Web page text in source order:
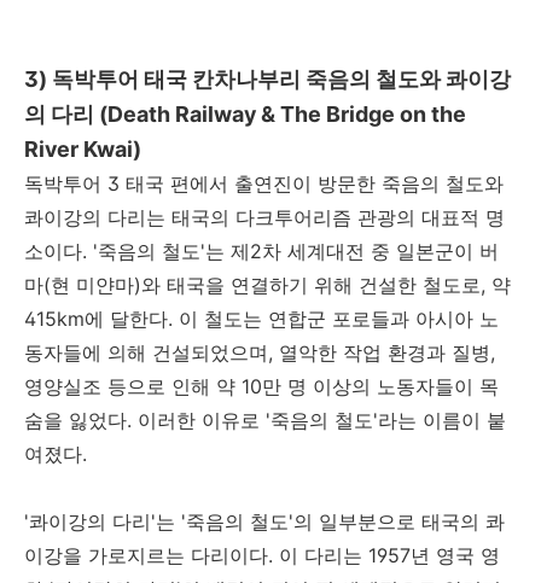
3) 독박투어 태국 칸차나부리 죽음의 철도와 콰이강
의 다리 (Death Railway & The Bridge on the
River Kwai)
독박투어 3 태국 편에서 출연진이 방문한 죽음의 철도와
콰이강의 다리는 태국의 다크투어리즘 관광의 대표적 명
소이다. '죽음의 철도'는 제2차 세계대전 중 일본군이 버
마(현 미얀마)와 태국을 연결하기 위해 건설한 철도로, 약
415km에 달한다. 이 철도는 연합군 포로들과 아시아 노
동자들에 의해 건설되었으며, 열악한 작업 환경과 질병,
영양실조 등으로 인해 약 10만 명 이상의 노동자들이 목
숨을 잃었다. 이러한 이유로 '죽음의 철도'라는 이름이 붙
여졌다.
'콰이강의 다리'는 '죽음의 철도'의 일부분으로 태국의 콰
이강을 가로지르는 다리이다. 이 다리는 1957년 영국 영